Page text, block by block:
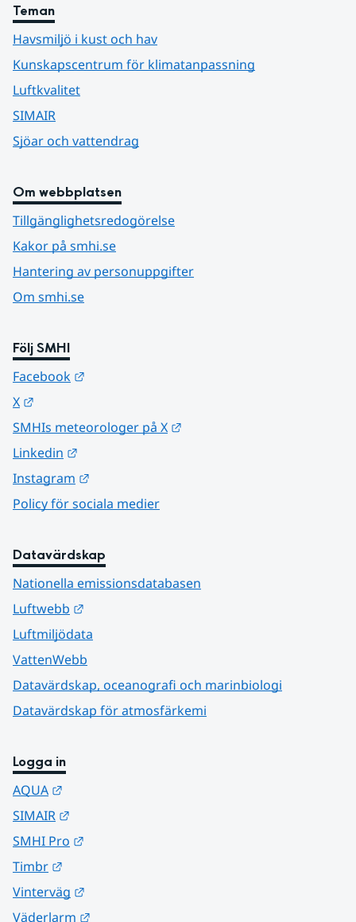
Teman
Havsmiljö i kust och hav
Kunskapscentrum för klimatanpassning
Luftkvalitet
SIMAIR
Sjöar och vattendrag
Om webbplatsen
Tillgänglighetsredogörelse
Kakor på smhi.se
Hantering av personuppgifter
Om smhi.se
Följ SMHI
Facebook
X
SMHIs meteorologer på X
Linkedin
Instagram
Policy för sociala medier
Datavärdskap
Nationella emissionsdatabasen
Luftwebb
Luftmiljödata
VattenWebb
Datavärdskap, oceanografi och marinbiologi
Datavärdskap för atmosfärkemi
Logga in
AQUA
SIMAIR
SMHI Pro
Timbr
Vinterväg
Väderlarm